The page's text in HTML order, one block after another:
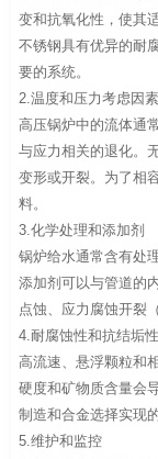
变和抗氧化性，使其
不锈钢具有优异的耐
要的系统。
2.温度和压力考虑因素
高压锅炉中的流体通
与应力相关的退化。
变形或开裂。为了相
料。
3.化学处理和添加剂
锅炉给水通常含有处
添加剂可以与管道的
点蚀、应力腐蚀开裂
4.耐腐蚀性和抗结垢性
高流速、悬浮颗粒和
硬度和矿物质含量会
制造和合金选择实现
5.维护和监控